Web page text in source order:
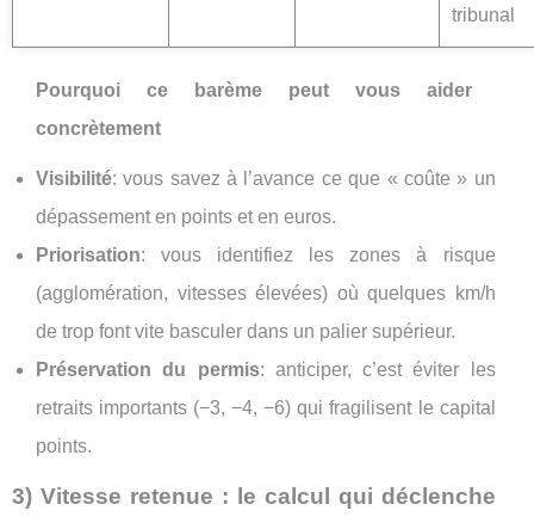
tribunal
Pourquoi ce barème peut vous aider
concrètement
Visibilité: vous savez à l’avance ce que « coûte » un
dépassement en points et en euros.
Priorisation: vous identifiez les zones à risque
(agglomération, vitesses élevées) où quelques km/h
de trop font vite basculer dans un palier supérieur.
Préservation du permis: anticiper, c’est éviter les
retraits importants (−3, −4, −6) qui fragilisent le capital
points.
3) Vitesse retenue : le calcul qui déclenche